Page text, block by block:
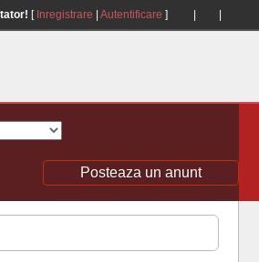
[ Inregistrare Autentificare ]
Posteaza un anunt